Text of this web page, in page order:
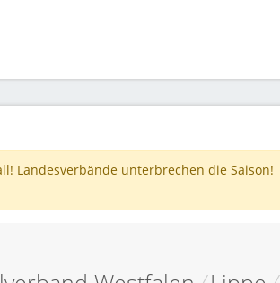
Landesverbände unterbrechen die Saison!